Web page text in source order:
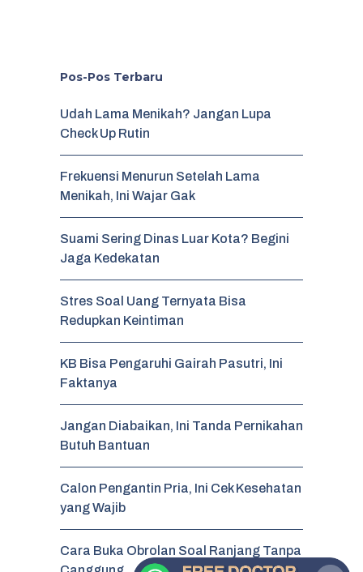
Pos-Pos Terbaru
Udah Lama Menikah? Jangan Lupa
Check Up Rutin
Frekuensi Menurun Setelah Lama
Menikah, Ini Wajar Gak
Suami Sering Dinas Luar Kota? Begini
Jaga Kedekatan
Stres Soal Uang Ternyata Bisa
Redupkan Keintiman
KB Bisa Pengaruhi Gairah Pasutri, Ini
Faktanya
Jangan Diabaikan, Ini Tanda Pernikahan
Butuh Bantuan
Calon Pengantin Pria, Ini Cek Kesehatan
yang Wajib
Cara Buka Obrolan Soal Ranjang Tanpa